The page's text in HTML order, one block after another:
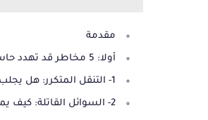
مقدمة
أولا: 5 مخاطر قد تهدد حاسوبك المحمول:
1- التنقل المتكرر: هل يجلب الفائدة أم يهدد سلامة حاسوبك المحمول؟
2- السوائل القاتلة: كيف يمكن لفنجان قهوة أن يدمر حاسوبك المحمول؟